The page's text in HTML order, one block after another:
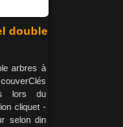
double
arbres à
lors du
cliquet -
selon din